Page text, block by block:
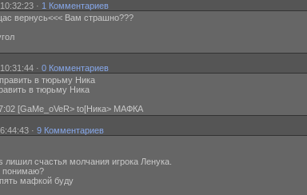
· 1 Комментариев
вернусь<<< Вам страшно???
· 0 Комментариев
в тюрьму Ника
в тюрьму Ника
[GaMe_oVeR> to[Ника> МАФКА
· 9 Комментариев
счастья молчания игрока Ленука.
понимаю?
мафкой буду